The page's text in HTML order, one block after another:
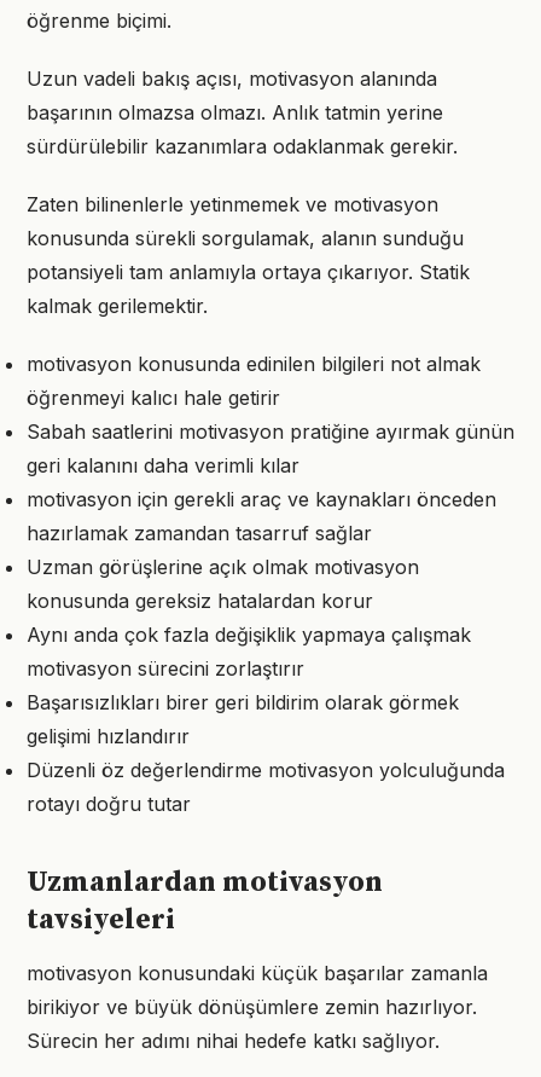
öğrenme biçimi.
Uzun vadeli bakış açısı, motivasyon alanında
başarının olmazsa olmazı. Anlık tatmin yerine
sürdürülebilir kazanımlara odaklanmak gerekir.
Zaten bilinenlerle yetinmemek ve motivasyon
konusunda sürekli sorgulamak, alanın sunduğu
potansiyeli tam anlamıyla ortaya çıkarıyor. Statik
kalmak gerilemektir.
motivasyon konusunda edinilen bilgileri not almak
öğrenmeyi kalıcı hale getirir
Sabah saatlerini motivasyon pratiğine ayırmak günün
geri kalanını daha verimli kılar
motivasyon için gerekli araç ve kaynakları önceden
hazırlamak zamandan tasarruf sağlar
Uzman görüşlerine açık olmak motivasyon
konusunda gereksiz hatalardan korur
Aynı anda çok fazla değişiklik yapmaya çalışmak
motivasyon sürecini zorlaştırır
Başarısızlıkları birer geri bildirim olarak görmek
gelişimi hızlandırır
Düzenli öz değerlendirme motivasyon yolculuğunda
rotayı doğru tutar
Uzmanlardan motivasyon
tavsiyeleri
motivasyon konusundaki küçük başarılar zamanla
birikiyor ve büyük dönüşümlere zemin hazırlıyor.
Sürecin her adımı nihai hedefe katkı sağlıyor.